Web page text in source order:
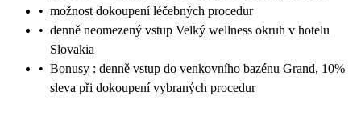
• možnost dokoupení léčebných procedur
• denně neomezený vstup Velký wellness okruh v hotelu
Slovakia
• Bonusy : denně vstup do venkovního bazénu Grand, 10%
sleva při dokoupení vybraných procedur